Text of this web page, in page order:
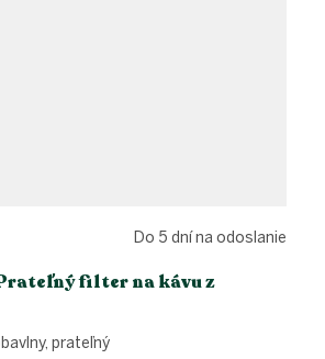
filter na kávu z
Do 5 dní na odoslanie
prateľný